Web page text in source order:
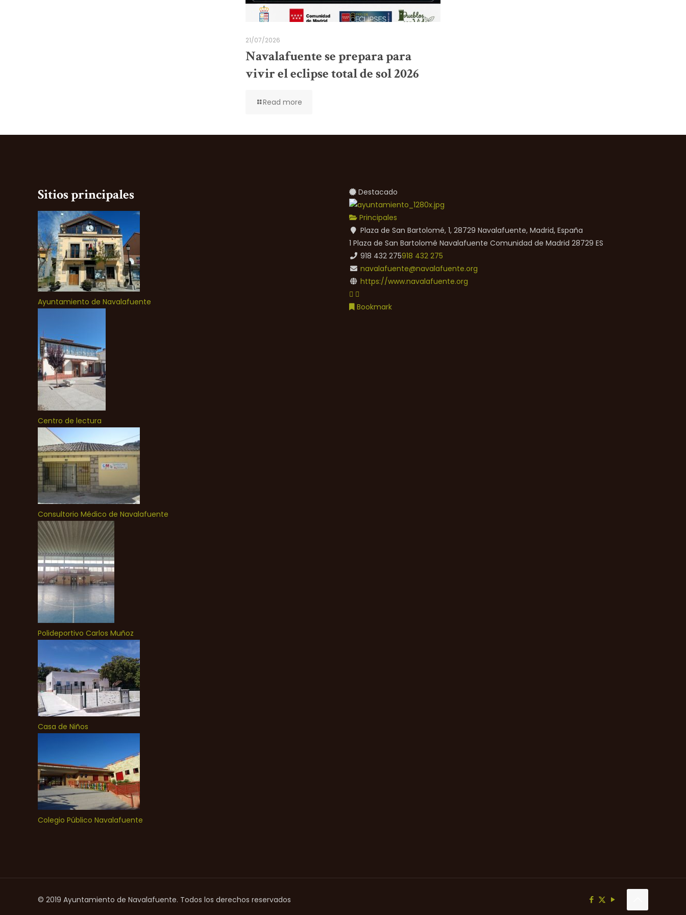
21/07/2026
Navalafuente se prepara para
vivir el eclipse total de sol 2026
Read more
Sitios principales
Ayuntamiento de Navalafuente
Centro de lectura
Consultorio Médico de Navalafuente
Polideportivo Carlos Muñoz
Casa de Niños
Colegio Público Navalafuente
Destacado
Principales
Plaza de San Bartolomé, 1, 28729 Navalafuente, Madrid, España
1 Plaza de San Bartolomé Navalafuente Comunidad de Madrid 28729 ES
918 432 275918 432 275
navalafuente@navalafuente.org
https://www.navalafuente.org
Bookmark
© 2019 Ayuntamiento de Navalafuente. Todos los derechos reservados